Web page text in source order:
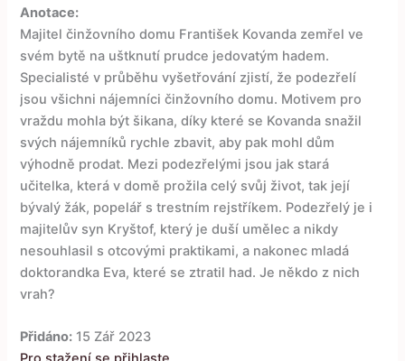
Anotace:
Majitel činžovního domu František Kovanda zemřel ve
svém bytě na uštknutí prudce jedovatým hadem.
Specialisté v průběhu vyšetřování zjistí, že podezřelí
jsou všichni nájemníci činžovního domu. Motivem pro
vraždu mohla být šikana, díky které se Kovanda snažil
svých nájemníků rychle zbavit, aby pak mohl dům
výhodně prodat. Mezi podezřelými jsou jak stará
učitelka, která v domě prožila celý svůj život, tak její
bývalý žák, popelář s trestním rejstříkem. Podezřelý je i
majitelův syn Kryštof, který je duší umělec a nikdy
nesouhlasil s otcovými praktikami, a nakonec mladá
doktorandka Eva, které se ztratil had. Je někdo z nich
vrah?
Přidáno: 15 Zář 2023